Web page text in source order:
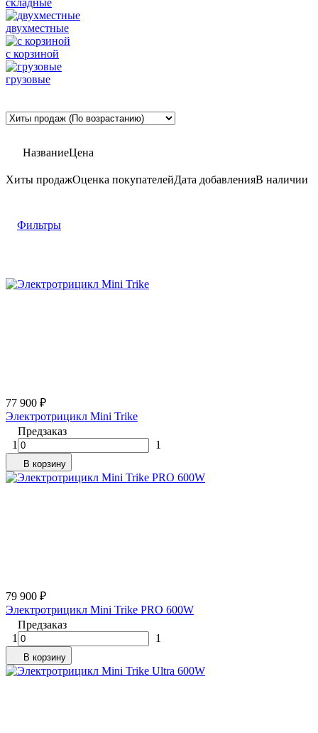
двухместные
с корзиной
грузовые
НазваниеЦена
Хиты продажОценка покупателейДата добавленияВ наличии
Фильтры
77 900 ₽
Электротрицикл Mini Trike
Предзаказ
1
1
В корзину
79 900 ₽
Электротрицикл Mini Trike PRO 600W
Предзаказ
1
1
В корзину